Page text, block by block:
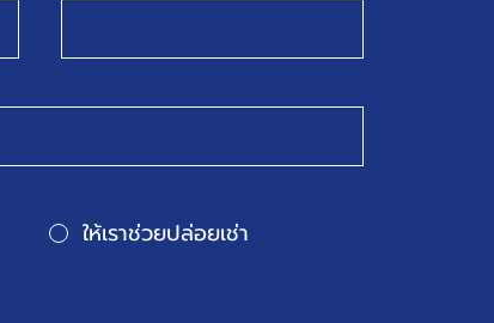
ให้เราช่วยปล่อยเช่า